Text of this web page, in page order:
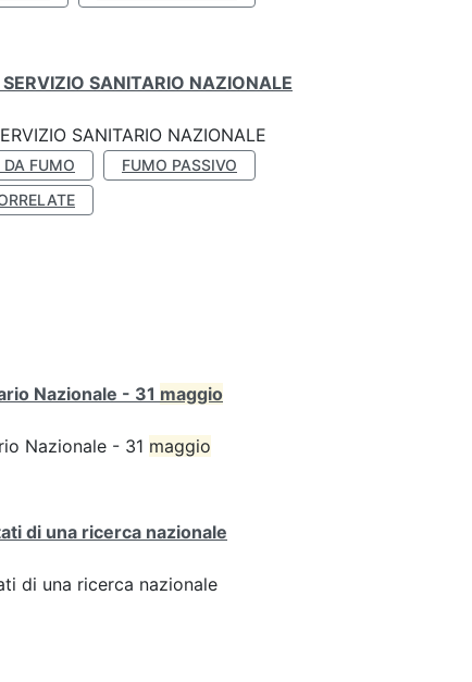
SANITARIO NAZIONALE
SANITARIO NAZIONALE
DA FUMO
FUMO PASSIVO
Nazionale - 31 maggio
Nazionale - 31 maggio
di una ricerca nazionale
di una ricerca nazionale